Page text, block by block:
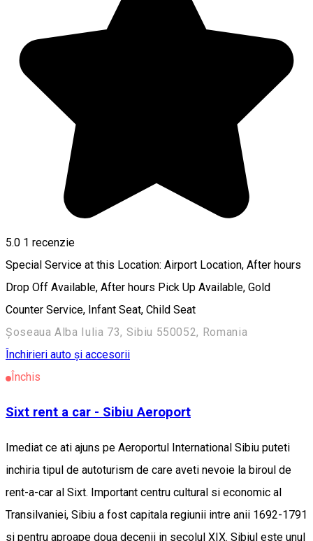
5.0 1 recenzie
Special Service at this Location: Airport Location, After hours
Drop Off Available, After hours Pick Up Available, Gold
Counter Service, Infant Seat, Child Seat
Șoseaua Alba Iulia 73, Sibiu 550052, Romania
Închirieri auto și accesorii
Închis
Sixt rent a car - Sibiu Aeroport
Imediat ce ati ajuns pe Aeroportul International Sibiu puteti
inchiria tipul de autoturism de care aveti nevoie la biroul de
rent-a-car al Sixt. Important centru cultural si economic al
Transilvaniei, Sibiu a fost capitala regiunii intre anii 1692-1791
si pentru aproape doua decenii in secolul XIX. Sibiul este unul